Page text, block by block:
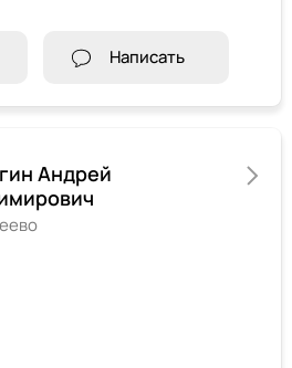
Написать
Андрей